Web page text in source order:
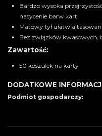
Bardzo wysoka
nasycenie barw kart.
Matowy tył ułatwia
Bez związków kwasowych,
Zawartość:
50 koszulek na karty
DODATKOWE
Podmiot gospodarczy: